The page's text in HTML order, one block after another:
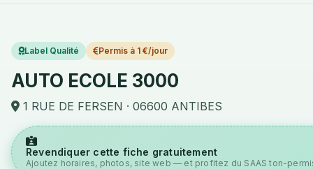
Label Qualité Permis à 1 €/jour
AUTO ECOLE 3000
1 RUE DE FERSEN · 06600 ANTIBES
Revendiquer cette fiche gratuitement
Ajoutez horaires, photos, site web — et profitez du SAAS ton-